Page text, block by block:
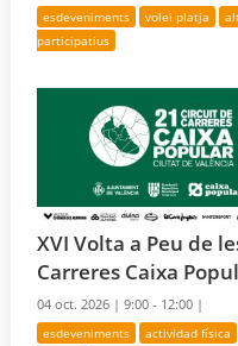
esdeveniments volei platja
participatius
XVI Volta a Peu de
Carreres Caixa
04 oct. 2026 |9:00 - 12:00 |
esdeveniments actividad física